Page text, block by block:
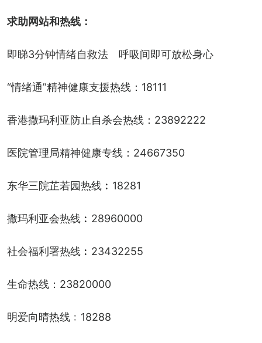
求助网站和热线：
即睇3分钟情绪自救法　呼吸间即可放松身心
“情绪通”精神健康支援热线：18111
香港撒玛利亚防止自杀会热线：23892222
医院管理局精神健康专线：24667350
东华三院芷若园热线︰18281
撒玛利亚会热线︰28960000
社会福利署热线︰23432255
生命热线：23820000
明爱向晴热线﹕18288